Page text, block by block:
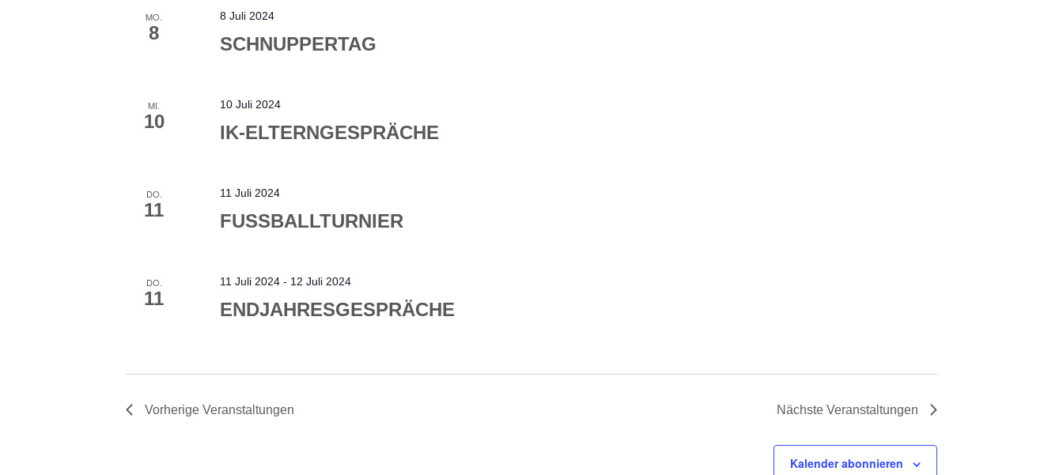
MO.
8
SCHNUPPERTAG
8 Juli 2024
MI.
10
IK-ELTERNGESPRÄCHE
10 Juli 2024
DO.
11
FUSSBALLTURNIER
11 Juli 2024
DO.
11
ENDJAHRESGESPRÄCHE
11 Juli 2024 - 12 Juli 2024
VorherigeVeranstaltungen Nächste Veranstaltungen
Kalender abonnieren